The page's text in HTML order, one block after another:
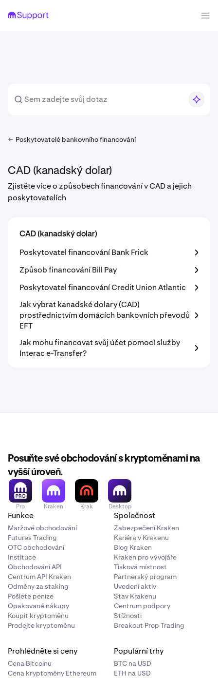
Poskytovatelé bankovního financování
CAD (kanadský dolar)
Zjistěte více o způsobech financování v CAD a jejich
poskytovatelích
CAD (kanadský dolar)
Poskytovatel financování Bank Frick
Způsob financování Bill Pay
Poskytovatel financování Credit Union Atlantic
Jak vybrat kanadské dolary (CAD)
prostřednictvím domácích bankovních převodů
EFT
Jak mohu financovat svůj účet pomocí služby
Interac e-Transfer?
Posuňte své obchodování s kryptoměnami na
vyšší úroveň.
Pro Kraken Krak Desktop
Funkce
Maržové obchodování
Futures Trading
OTC obchodování
Instituce
Obchodování API
Centrum API Kraken
Odměny za staking
Pošlete peníze
Opakované nákupy
Koupit kryptoměnu
Prodejte kryptoměnu
Společnost
Zabezpečení Kraken
Kariéra v Krakenu
Blog Kraken
Kraken pro vývojáře
Tisková místnost
Partnerský program
Uvedení aktiv
Stav Krakenu
Centrum podpory
Stížnosti
Breakout Prop Trading
Prohlédněte si ceny
Cena Bitcoinu
Cena kryptoměny Ethereum
Populární trhy
BTC na USD
ETH na USD